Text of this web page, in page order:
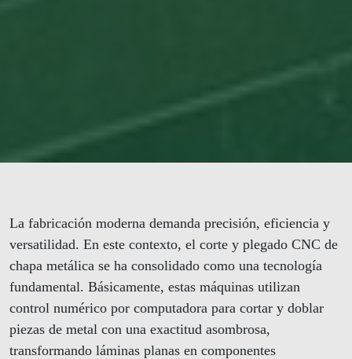
La fabricación moderna demanda precisión, eficiencia y
versatilidad. En este contexto, el corte y plegado CNC de
chapa metálica se ha consolidado como una tecnología
fundamental. Básicamente, estas máquinas utilizan
control numérico por computadora para cortar y doblar
piezas de metal con una exactitud asombrosa,
transformando láminas planas en componentes